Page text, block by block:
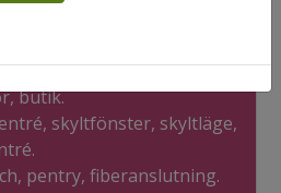
butik.
skyltfönster, skyltläge,
pentry, fiberanslutning.